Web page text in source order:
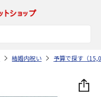
結婚内祝い 予算で探す（